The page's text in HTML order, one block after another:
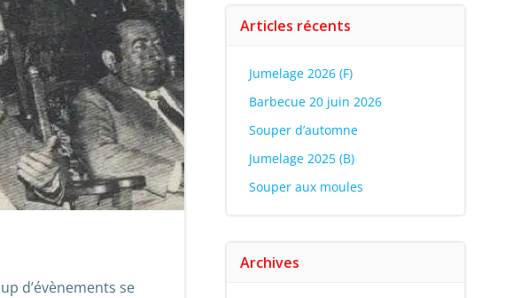
d’évènements se
Articles récents
Jumelage 2026 (F)
Barbecue 20 juin 2026
Souper d’automne
Jumelage 2025 (B)
Souper aux moules
Archives